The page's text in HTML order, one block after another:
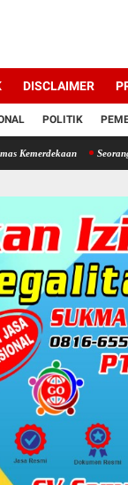
DISCLAIMER
POLITIK
Seorang Ayah